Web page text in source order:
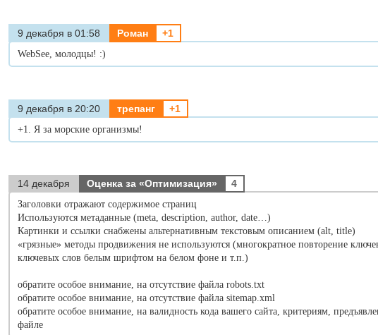
9 декабря в 01:58 Роман +1
WebSee, молодцы! :)
9 декабря в 20:20 трепанг +1
+1. Я за морские организмы!
14 декабря Оценка за «Оптимизация» 4
Заголовки отражают содержимое страниц
Используются метаданные (meta, description, author, date…)
Картинки и ссылки снабжены альтернативным текстовым описанием (alt, title)
«грязные» методы продвижения не используются (многократное повторение
ключевых слов белым шрифтом на белом фоне и т.п.)
обратите особое внимание, на отсутствие файла robots.txt
обратите особое внимание, на отсутствие файла sitemap.xml
обратите особое внимание, на валидность кода вашего сайта, критериям,
файле